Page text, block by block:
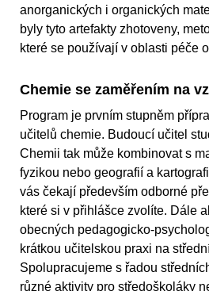
anorganických i organických
byly tyto artefakty zhotoveny,
které se používají v oblasti péče
Chemie se zaměřením na
Program je prvním stupněm
učitelů chemie. Budoucí učitel
Chemii tak může kombinovat s
fyzikou nebo geografií a
vás čekají především odborné
které si v přihlášce zvolíte. Dále
obecných pedagogicko-
krátkou učitelskou praxi na
Spolupracujeme s řadou
různé aktivity pro středoškoláky